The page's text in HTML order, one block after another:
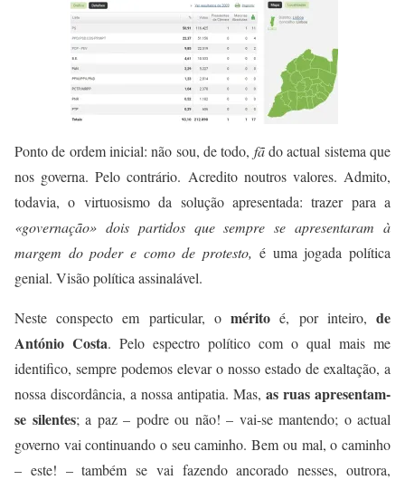
Ponto de ordem inicial: não sou, de todo, fãdo actual sistema que
nos governa. Pelo contrário. Acredito noutros valores. Admito,
todavia, o virtuosismo da solução apresentada: trazer para a
«governação» dois partidos que sempre se apresentaram à
margem do poder e como de protesto, é uma jogada política
genial. Visão política assinalável.
Neste conspecto em particular, omérito é, por inteiro,de
António Costa. Pelo espectro político com o qual mais me
identifico, sempre podemos elevar o nosso estado de exaltação, a
nossa discordância, a nossa antipatia. Mas, as ruas apresentam-
se silentes; a paz – podre ou não! – vai-se mantendo; o actual
governo vai continuando o seu caminho. Bem ou mal, o caminho
– este! – também se vai fazendo ancorado nesses, outrora,